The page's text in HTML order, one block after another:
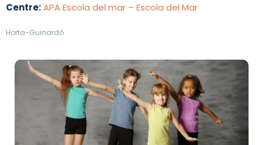
Centre:APA Escola del mar – Escola del Mar
Horta-Guinardó